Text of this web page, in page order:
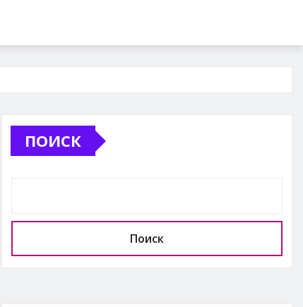
ПОИСК
Поиск